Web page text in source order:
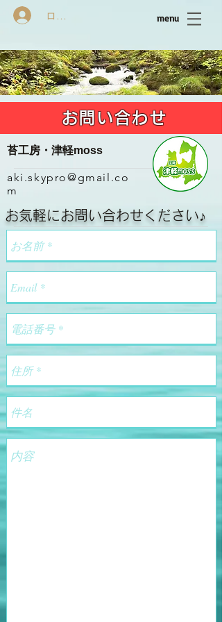
ログイン menu
お問い合わせ
苔工房・津軽moss
aki.skypro@gmail.co
m
お気軽にお問い合わせください♪